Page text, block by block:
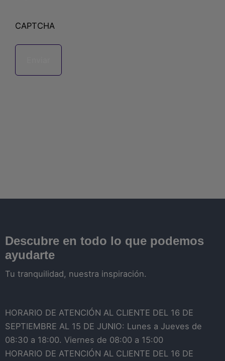
CAPTCHA
Descubre en todo lo que podemos
ayudarte
Tu tranquilidad, nuestra inspiración.
HORARIO DE ATENCIÓN AL CLIENTE DEL 16 DE
SEPTIEMBRE AL 15 DE JUNIO: Lunes a Jueves de
08:30 a 18:00. Viernes de 08:00 a 15:00
HORARIO DE ATENCIÓN AL CLIENTE DEL 16 DE